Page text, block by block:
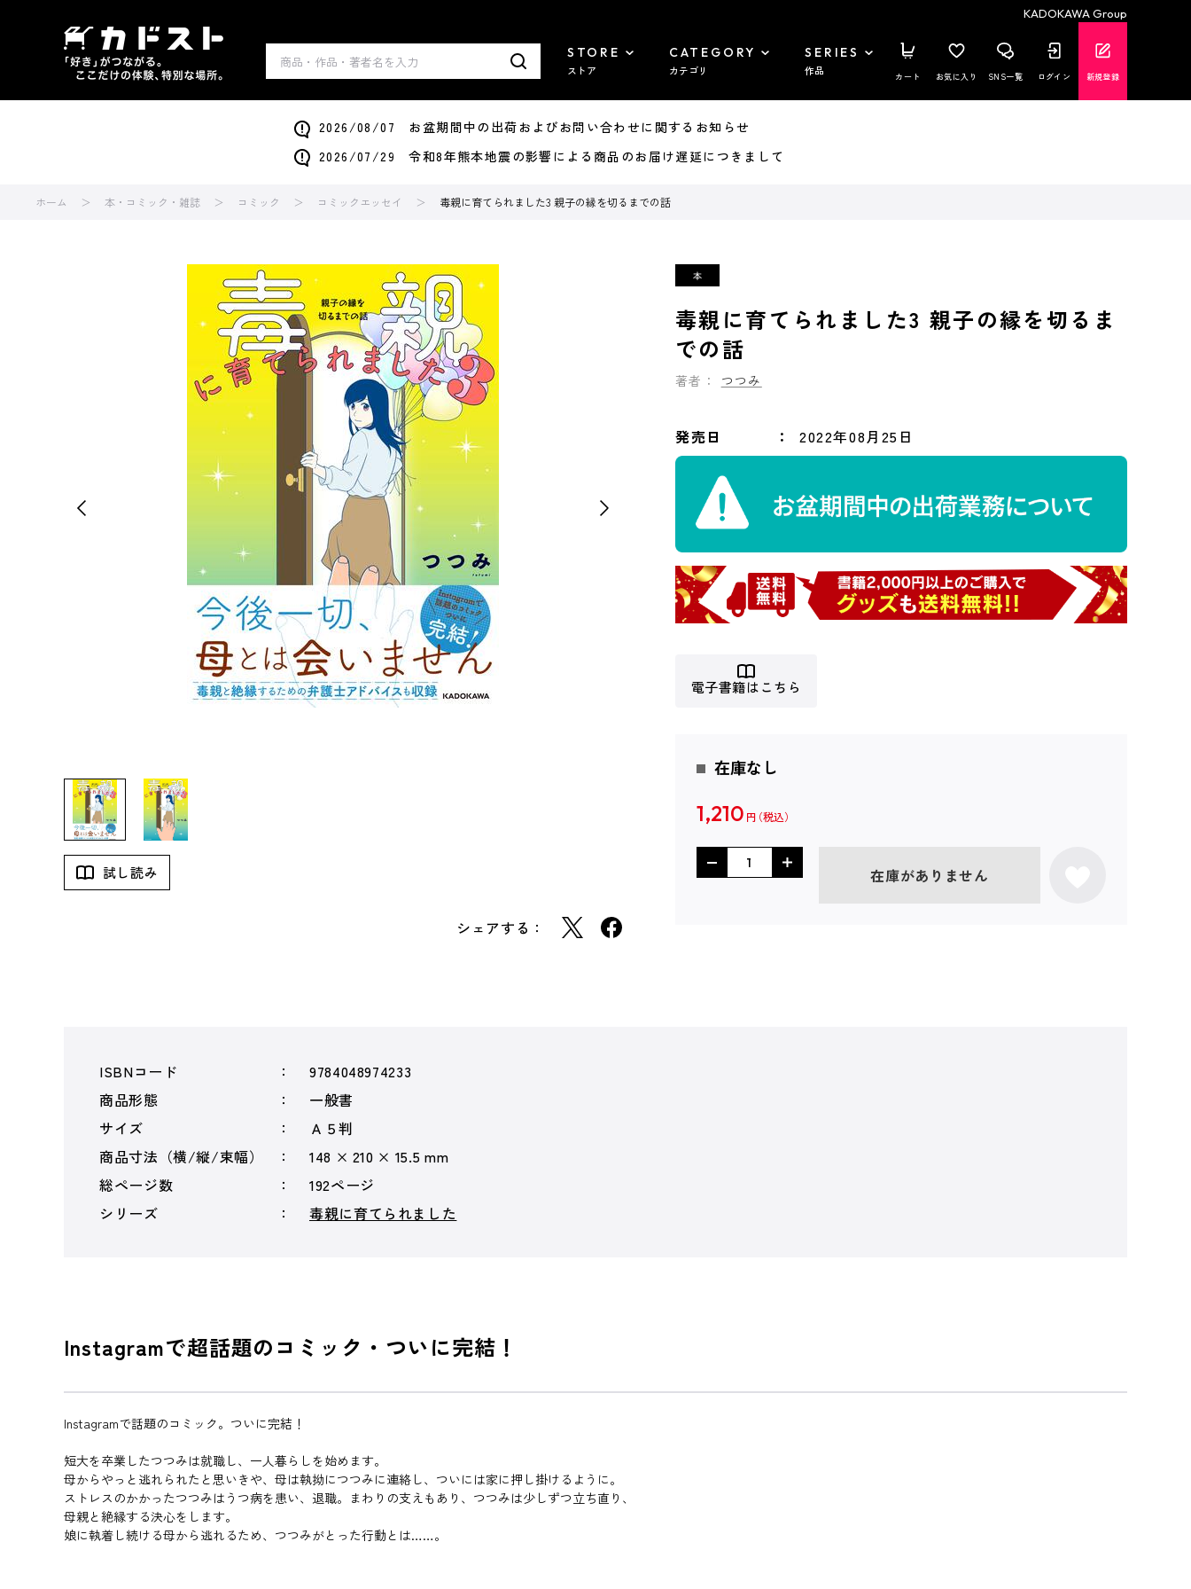
KADOKAWA Group
STORE
ストア
CATEGORY
カテゴリ
SERIES
作品 カート お気に入り SNS一覧 ログイン 新規登録
2026/08/07 お盆期間中の出荷およびお問い合わせに関するお知らせ
2026/07/29 令和8年熊本地震の影響による商品のお届け遅延につきまして
ホーム 本・コミック・雑誌 コミック コミックエッセイ 毒親に育てられました3 親子の縁を切るまでの話
試し読み
シェアする：
毒親に育てられました3 親子の縁を切るま
での話
著者： つつみ
発売日 2022年08月25日
電子書籍はこちら
在庫なし
1,210 円
在庫がありません
ISBNコード
9784048974233
商品形態
一般書
サイズ
Ａ５判
商品寸法（横/縦/束幅）
148 × 210 × 15.5 mm
総ページ数
192ページ
シリーズ
毒親に育てられました
Instagramで超話題のコミック・ついに完結！
Instagramで話題のコミック。ついに完結！
短大を卒業したつつみは就職し、一人暮らしを始めます。
母からやっと逃れられたと思いきや、母は執拗につつみに連絡し、ついには家に押し掛けるように。
ストレスのかかったつつみはうつ病を患い、退職。まわりの支えもあり、つつみは少しずつ立ち直り、
母親と絶縁する決心をします。
娘に執着し続ける母から逃れるため、つつみがとった行動とは……。